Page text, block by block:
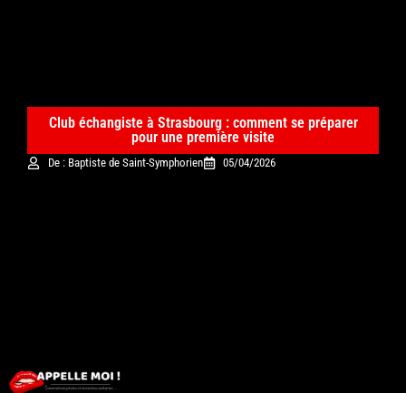
Club échangiste à Strasbourg : comment se préparer
pour une première visite
De : Baptiste de Saint-Symphorien 05/04/2026